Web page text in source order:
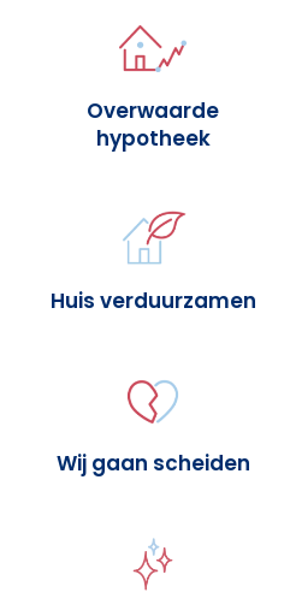
Overwaarde
hypotheek
Huis verduurzamen
Wij gaan scheiden